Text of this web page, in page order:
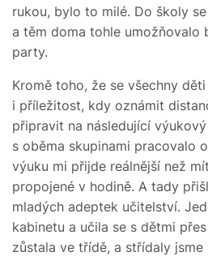
rukou, bylo to milé. Do školy
a těm doma tohle umožňovalo
party.
Kromě toho, že se všechny
i příležitost, kdy oznámit
připravit na následující
s oběma skupinami pracovalo
výuku mi přijde reálnější než
propojené v hodině. A tady
mladých adeptek učitelství.
kabinetu a učila se s dětmi
zůstala ve třídě, a střídaly jsme